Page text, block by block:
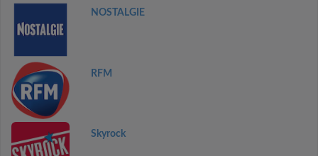
NOSTALGIE
RFM
Skyrock